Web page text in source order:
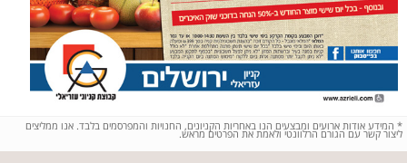
* המידע אודות ארועים ומבצעים הנו באחריות הקניונים, החנויות והמפרסמים בלבד. אנו ממליצים
ליצור קשר עם הגורם הרלוונטי ולאמת את הפרטים מראש.